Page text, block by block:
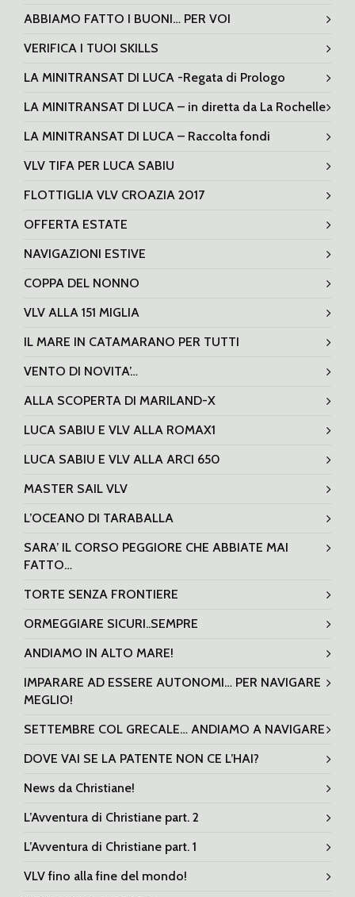
ABBIAMO FATTO I BUONI… PER VOI
VERIFICA I TUOI SKILLS
LA MINITRANSAT DI LUCA -Regata di Prologo
LA MINITRANSAT DI LUCA – in diretta da La Rochelle
LA MINITRANSAT DI LUCA – Raccolta fondi
VLV TIFA PER LUCA SABIU
FLOTTIGLIA VLV CROAZIA 2017
OFFERTA ESTATE
NAVIGAZIONI ESTIVE
COPPA DEL NONNO
VLV ALLA 151 MIGLIA
IL MARE IN CATAMARANO PER TUTTI
VENTO DI NOVITA’…
ALLA SCOPERTA DI MARILAND-X
LUCA SABIU E VLV ALLA ROMAX1
LUCA SABIU E VLV ALLA ARCI 650
MASTER SAIL VLV
L’OCEANO DI TARABALLA
SARA’ IL CORSO PEGGIORE CHE ABBIATE MAI
FATTO…
TORTE SENZA FRONTIERE
ORMEGGIARE SICURI..SEMPRE
ANDIAMO IN ALTO MARE!
IMPARARE AD ESSERE AUTONOMI… PER NAVIGARE
MEGLIO!
SETTEMBRE COL GRECALE… ANDIAMO A NAVIGARE
DOVE VAI SE LA PATENTE NON CE L’HAI?
News da Christiane!
L’Avventura di Christiane part. 2
L’Avventura di Christiane part. 1
VLV fino alla fine del mondo!